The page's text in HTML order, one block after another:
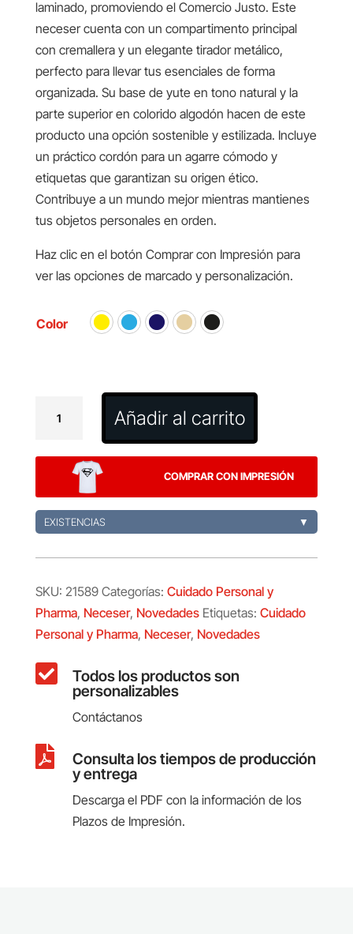
laminado, promoviendo el Comercio Justo. Este
neceser cuenta con un compartimento principal
con cremallera y un elegante tirador metálico,
perfecto para llevar tus esenciales de forma
organizada. Su base de yute en tono natural y la
parte superior en colorido algodón hacen de este
producto una opción sostenible y estilizada. Incluye
un práctico cordón para un agarre cómodo y
etiquetas que garantizan su origen ético.
Contribuye a un mundo mejor mientras mantienes
tus objetos personales en orden.
Haz clic en el botón Comprar con Impresión para
ver las opciones de marcado y personalización.
Color
Thilo
cantidad
Añadir al carrito
COMPRAR CON IMPRESIÓN
EXISTENCIAS ▼
SKU: 21589 Categorías: Cuidado Personal y
Pharma, Neceser, Novedades Etiquetas: Cuidado
Personal y Pharma, Neceser, Novedades
 Todos los productos son
personalizables
Contáctanos
 Consulta los tiempos de producción
y entrega
Descarga el PDF con la información de los
Plazos de Impresión.